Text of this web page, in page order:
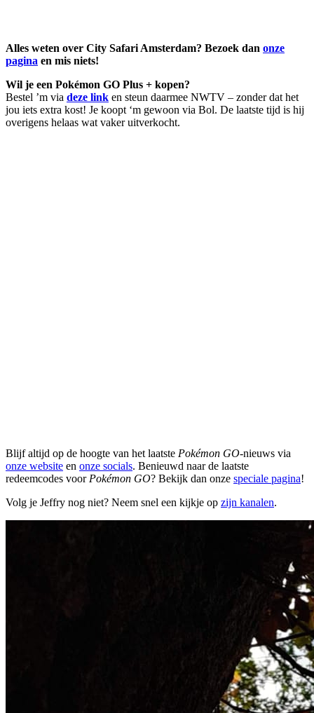
Alles weten over City Safari Amsterdam? Bezoek dan onze
pagina en mis niets!
Wil je een Pokémon GO Plus + kopen?
Bestel ’m via deze link en steun daarmee NWTV – zonder dat het
jou iets extra kost! Je koopt ‘m gewoon via Bol. De laatste tijd is hij
overigens helaas wat vaker uitverkocht.
Blijf altijd op de hoogte van het laatste Pokémon GO-nieuws via
onze website en onze socials. Benieuwd naar de laatste
redeemcodes voor Pokémon GO? Bekijk dan onze speciale pagina!
Volg je Jeffry nog niet? Neem snel een kijkje op zijn kanalen.